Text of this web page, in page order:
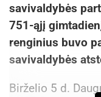
savivaldybės
751-ąjį
renginius buvo
savivaldybės
Birželio 5 d.